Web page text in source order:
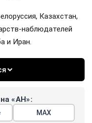
Казахстан,
наблюдателей
и Иран.
«АН»:
МАХ